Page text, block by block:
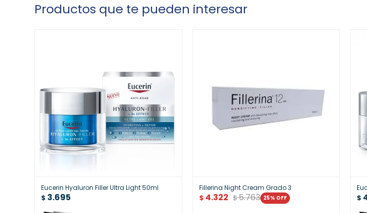
Productos que te pueden interesar
Eucerin Hyaluron Filler Ultra Light 50ml
$ 3.695
Fillerina Night Cream Grado 3
$ 4.322 $5.763 25
$